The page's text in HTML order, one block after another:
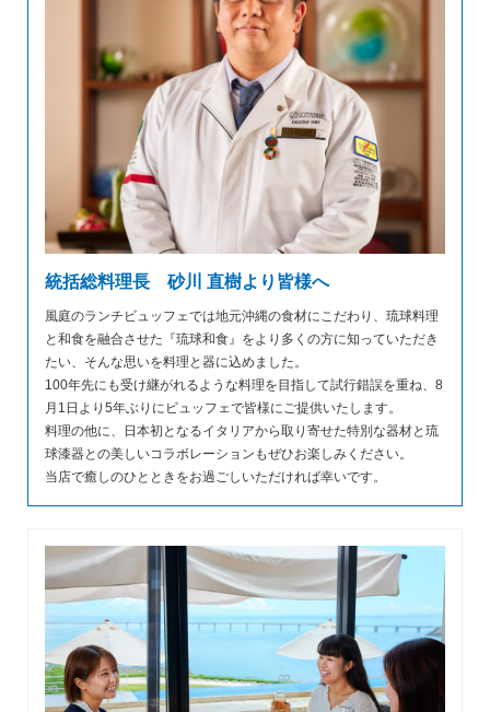
統括総料理長 砂川 直樹より皆様へ
風庭のランチビュッフェでは地元沖縄の食材にこだわり、琉球料理
と和食を融合させた『琉球和食』をより多くの方に知っていただき
たい、そんな思いを料理と器に込めました。
100年先にも受け継がれるような料理を目指して試行錯誤を重ね、8
月1日より5年ぶりにビュッフェで皆様にご提供いたします。
料理の他に、日本初となるイタリアから取り寄せた特別な器材と琉
球漆器との美しいコラボレーションもぜひお楽しみください。
当店で癒しのひとときをお過ごしいただければ幸いです。